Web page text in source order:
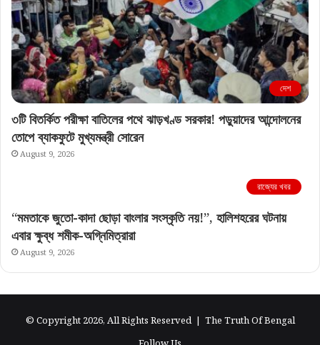
দেশ
৩টি বিতর্কিত পরীক্ষা বাতিলের পথে ঝাড়খণ্ড সরকার! পড়ুয়াদের আন্দোলনের
তোপে ব্যাকফুটে মুখ্যমন্ত্রী সোরেন
August 9, 2026
রাজ্যের খবর
“মমতাকে জুতো-কাদা ছোড়া বাংলার সংস্কৃতি নয়!”, হালিশহরের ঘটনায়
এবার ক্ষুব্ধ শমীক-অগ্নিমিত্রারা
August 9, 2026
© Copyright 2026, All Rights Reserved | The Truth Of Bengal